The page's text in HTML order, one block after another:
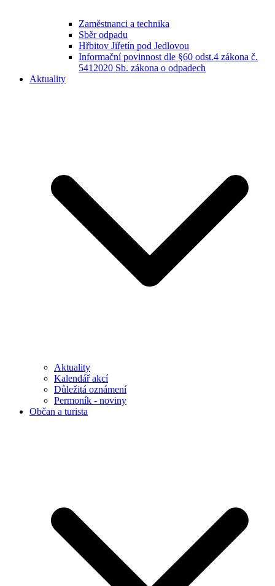
Zaměstnanci a technika
Sběr odpadu
Hřbitov Jiřetín pod Jedlovou
Informační povinnost dle §60 odst.4 zákona č.
5412020 Sb. zákona o odpadech
Aktuality
Aktuality
Kalendář akcí
Důležitá oznámení
Permoník - noviny
Občan a turista